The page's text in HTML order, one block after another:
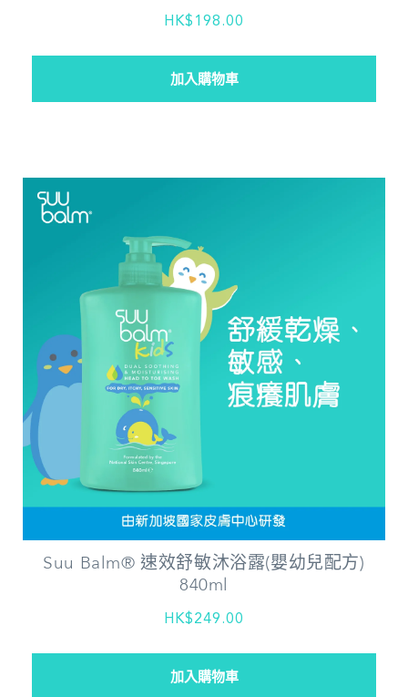
HK$198.00
Suu Balm® 速效舒敏沐浴露(嬰幼兒配方)
840ml
HK$249.00